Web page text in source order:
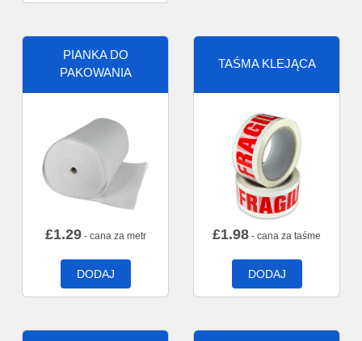
PIANKA DO
PAKOWANIA
£1.29- cana za metr
DODAJ
TAŚMA KLEJĄCA
£1.98 - cana za taśme
DODAJ